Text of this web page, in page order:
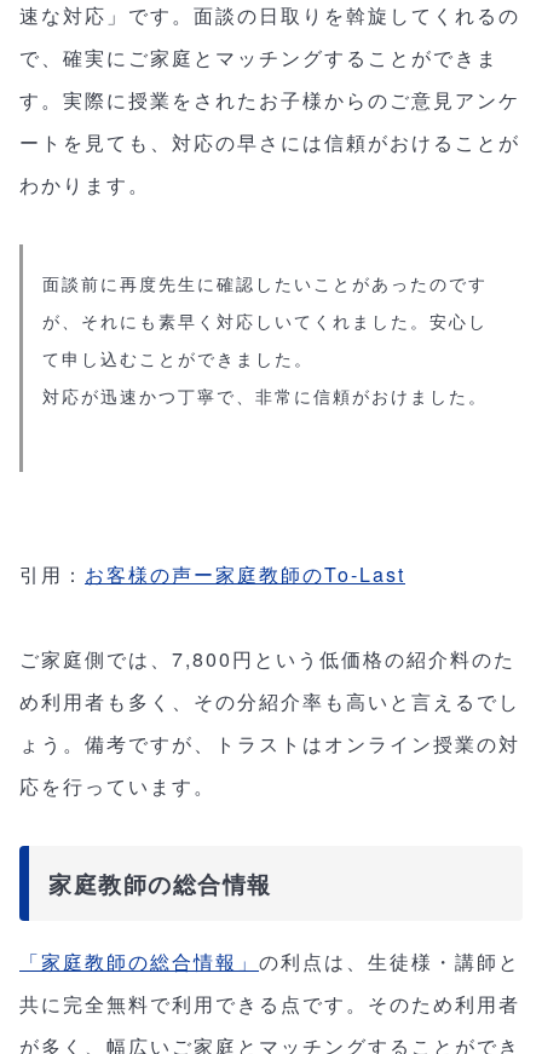
速な対応」です。面談の日取りを斡旋してくれるの
で、確実にご家庭とマッチングすることができま
す。実際に授業をされたお子様からのご意見アンケ
ートを見ても、対応の早さには信頼がおけることが
わかります。
面談前に再度先生に確認したいことがあったのです
が、それにも素早く対応しいてくれました。安心し
て申し込むことができました。
対応が迅速かつ丁寧で、非常に信頼がおけました。
引用： お客様の声ー家庭教師のTo-Last
ご家庭側では、7,800円という低価格の紹介料のた
め利用者も多く、その分紹介率も高いと言えるでし
ょう。備考ですが、トラストはオンライン授業の対
応を行っています。
家庭教師の総合情報
「家庭教師の総合情報」 の利点は、生徒様・講師と
共に完全無料で利用できる点です。そのため利用者
が多く、幅広いご家庭とマッチングすることができ